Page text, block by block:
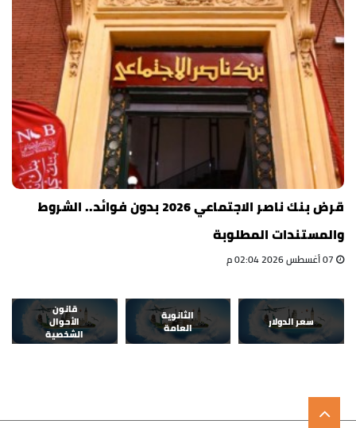
قرض بنك ناصر الاجتماعي 2026 بدون فوائد.. الشروط
والمستندات المطلوبة
سعر الدولار
الثانوية
العامة
قانون
الأحوال
الشخصية